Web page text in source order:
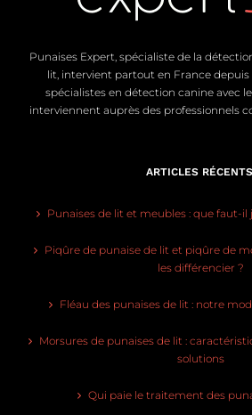
Punaises Expert, spécialiste de la
lit, intervient partout en France depuis
spécialistes en détection canine avec
interviennent auprès des professionnels
ARTICLES RÉCENTS
Punaises de lit et meubles : que faut-il
Piqûre de punaise de lit et piqûre de
les différencier ?
Fléau des punaises de lit : notre
Morsures de punaises de lit :
solutions
Qui paie le traitement des